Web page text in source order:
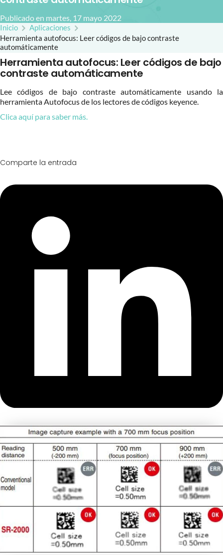
Publicado en martes, 17 mayo 2022
Inicio
Aplicaciones
Herramienta autofocus: Leer códigos de bajo contraste
automáticamente
Herramienta autofocus: Leer códigos de bajo
contraste automáticamente
Lee códigos de bajo contraste automáticamente usando la
herramienta Autofocus de los lectores de códigos keyence.
Clica aquí para saber más.
Comparte la entrada